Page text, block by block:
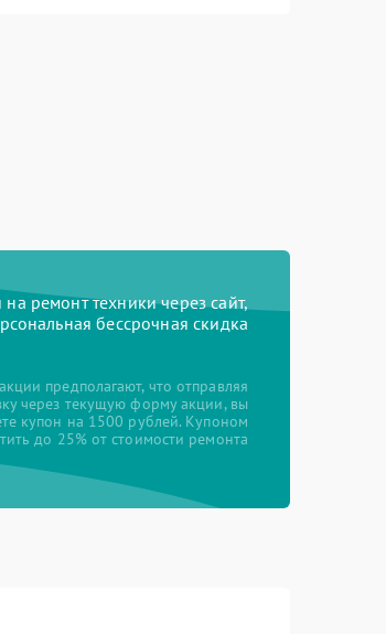
ремонт техники через сайт,
бессрочная скидка
предполагают, что отправляя
через текущую форму акции, вы
купон на 1500 рублей. Купоном
до 25% от стоимости ремонта